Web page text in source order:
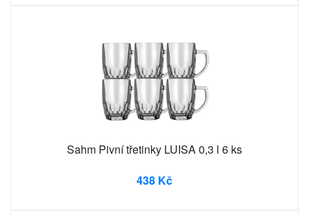
Sahm Pivní třetinky LUISA 0,3 l 6 ks
438 Kč